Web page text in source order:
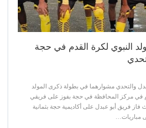
النبوي لكرة القدم في حجة
والتحدي مشوارهما في بطولة ذكرى المولد
في مركز المحافظة في حجة بفوز على فريقي
فاز فريق أبو عبدل على أكاديمية حجة بثمانية
مباريات…